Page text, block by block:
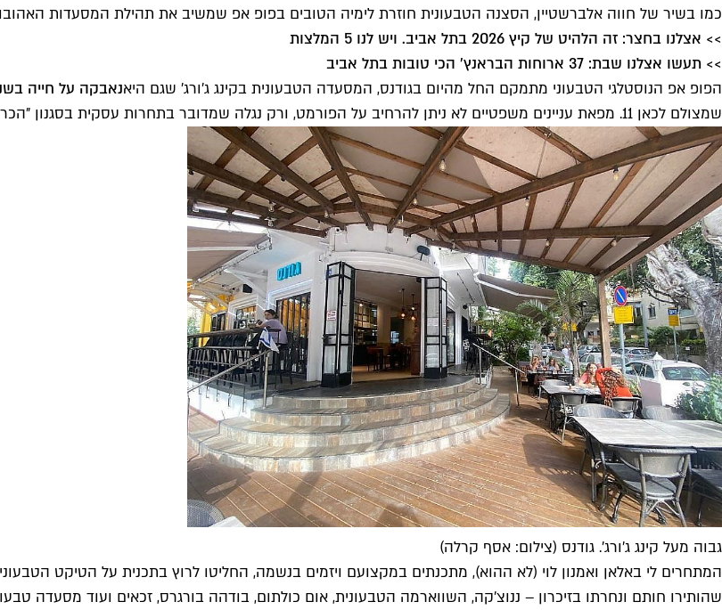
כמו בשיר של חווה אלברשטיין, הסצנה הטבעונית חוזרת לימיה הטובים בפופ אפ שמשיב את תהילת המסעדות
>> אצלנו בחצר: זה הלהיט של קיץ 2026 בתל אביב. ויש לנו 5 המלצות
>> תעשו אצלנו שבת: 37 ארוחות הבראנץ' הכי טובות בתל אביב
הפופ אפ הנוסטלגי הטבעוני מתמקם החל מהיום בגודנס, המסעדה הטבעונית בקינג ג'ורג' שגם היאנאבקה על חייה
שמצולם לכאן 11. מפאת עניינים משפטיים לא ניתן להרחיב על הפורמט, ורק נגלה שמדובר בתחרות עסקית בסגנון "הכרישים", אבל קצת אחרת.
גבוה מעל קינג ג'ורג'. גודנס (צילום: אסף קרלה)
המתחרים לי באלאן ואמנון לוי (לא ההוא), מתכנתים במקצועם ויזמים בנשמה, החליטו לרוץ בתכנית על הטיקט
שהותירו חותם ונחרתו בזיכרון – ננוצ'קה, השווארמה הטבעונית, אום כולתום, בודהה בורגרס, זכאים ועוד מסעדה